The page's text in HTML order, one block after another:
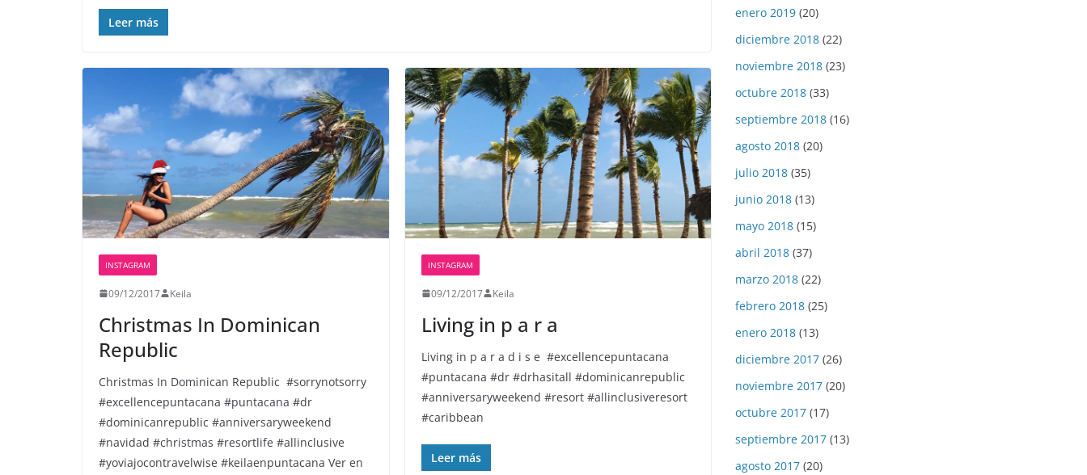
Leer más
INSTAGRAM
09/12/2017 Keila
Christmas In Dominican
Republic ️️️️
Christmas In Dominican Republic ️️️️ #sorrynotsorry
#excellencepuntacana #puntacana #dr
#dominicanrepublic #anniversaryweekend
#navidad #christmas #resortlife #allinclusive
#yoviajocontravelwise #keilaenpuntacana Ver en
INSTAGRAM
09/12/2017 Keila
Living in p a r a
Living in p a r a d i s e ️ #excellencepuntacana
#puntacana #dr #drhasitall #dominicanrepublic
#anniversaryweekend #resort #allinclusiveresort
#caribbean
Leer más
enero 2019 (20)
diciembre 2018 (22)
noviembre 2018 (23)
octubre 2018 (33)
septiembre 2018 (16)
agosto 2018 (20)
julio 2018 (35)
junio 2018 (13)
mayo 2018 (15)
abril 2018 (37)
marzo 2018 (22)
febrero 2018 (25)
enero 2018 (13)
diciembre 2017 (26)
noviembre 2017 (20)
octubre 2017 (17)
septiembre 2017 (13)
agosto 2017 (20)